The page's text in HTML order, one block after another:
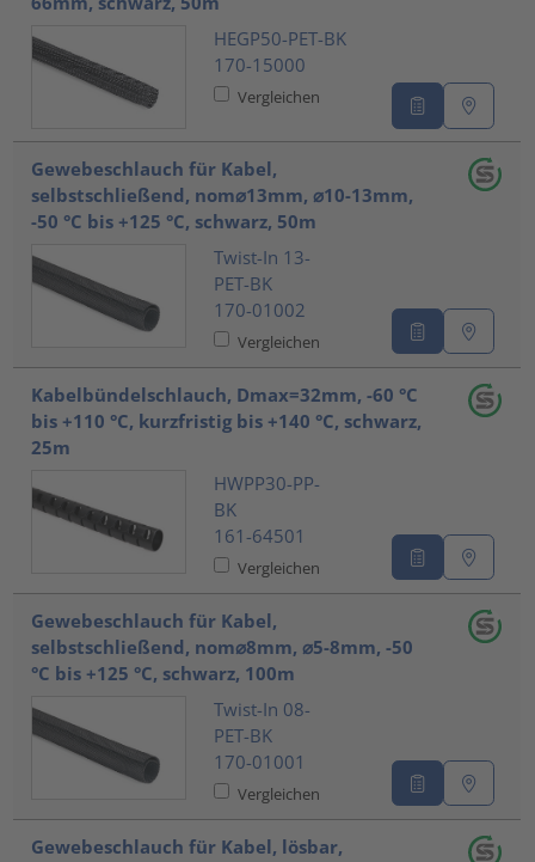
HEGP50-PET-BK
170-15000
Vergleichen
Gewebeschlauch für Kabel,
selbstschließend, nom⌀13mm, ⌀10-13mm,
-50 °C bis +125 °C, schwarz, 50m
Twist-In 13-
PET-BK
170-01002
Vergleichen
Kabelbündelschlauch, Dmax=32mm, -60 °C
bis +110 °C, kurzfristig bis +140 °C, schwarz,
25m
HWPP30-PP-
BK
161-64501
Vergleichen
Gewebeschlauch für Kabel,
selbstschließend, nom⌀8mm, ⌀5-8mm, -50
°C bis +125 °C, schwarz, 100m
Twist-In 08-
PET-BK
170-01001
Vergleichen
Gewebeschlauch für Kabel, lösbar,